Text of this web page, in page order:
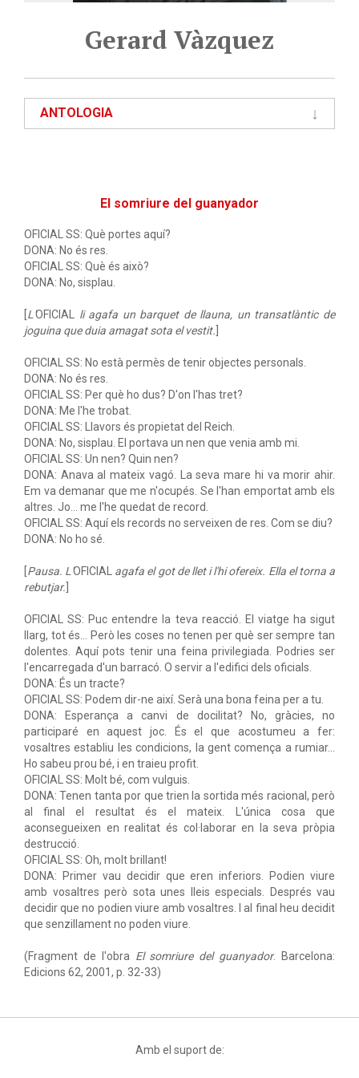
Gerard Vàzquez
ANTOLOGIA
El somriure del guanyador
OFICIAL SS: Què portes aquí?
DONA: No és res.
OFICIAL SS: Què és això?
DONA: No, sisplau.
L' OFICIAL li agafa un barquet de llauna, un transatlàntic de
joguina que duia amagat sota el vestit.
OFICIAL SS: No està permès de tenir objectes personals.
DONA: No és res.
OFICIAL SS: Per què ho dus? D'on l'has tret?
DONA: Me l'he trobat.
OFICIAL SS: Llavors és propietat del Reich.
DONA: No, sisplau. El portava un nen que venia amb mi.
OFICIAL SS: Un nen? Quin nen?
DONA: Anava al mateix vagó. La seva mare hi va morir ahir.
Em va demanar que me n'ocupés. Se l'han emportat amb els
altres. Jo... me l'he quedat de record.
OFICIAL SS: Aquí els records no serveixen de res. Com se diu?
DONA: No ho sé.
Pausa. L'OFICIAL
agafa el got de llet i l'hi ofereix. Ella el torna a
rebutjar.
OFICIAL SS: Puc entendre la teva reacció. El viatge ha sigut
llarg, tot és... Però les coses no tenen per què ser sempre tan
dolentes. Aquí pots tenir una feina privilegiada. Podries ser
l'encarregada d'un barracó. O servir a l'edifici dels oficials.
DONA: És un tracte?
OFICIAL SS: Podem dir-ne així. Serà una bona feina per a tu.
DONA: Esperança a canvi de docilitat? No, gràcies, no
participaré en aquest joc. És el que acostumeu a fer:
vosaltres establiu les condicions, la gent comença a rumiar...
Ho sabeu prou bé, i en traieu profit.
OFICIAL SS: Molt bé, com vulguis.
DONA: Tenen tanta por que trien la sortida més racional, però
al final el resultat és el mateix. L'única cosa que
aconsegueixen en realitat és col·laborar en la seva pròpia
destrucció.
OFICIAL SS: Oh, molt brillant!
DONA: Primer vau decidir que eren inferiors. Podien viure
amb vosaltres però sota unes lleis especials. Després vau
decidir que no podien viure amb vosaltres. I al final heu decidit
que senzillament no poden viure.
(Fragment de l'obra El somriure del guanyador. Barcelona:
Edicions 62, 2001, p. 32-33)
Amb el suport de: